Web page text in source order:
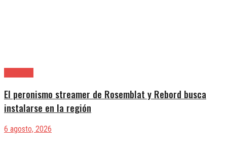
El peronismo streamer de Rosemblat y Rebord busca
instalarse en la región
6 agosto, 2026